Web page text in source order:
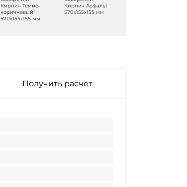
Кирпич Тёмно-
коричневый
570х155х155 мм
Кирпич Асфальт
570х155х155 мм
Получить расчет